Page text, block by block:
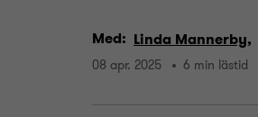
Med: Linda Mannerby,
08 apr. 2025 6 min lästid